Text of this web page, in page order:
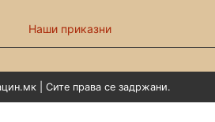
Наши приказни
| Сите права се задржани.